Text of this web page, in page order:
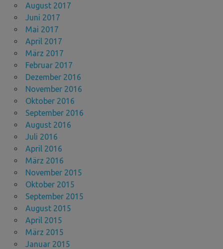
August 2017
Juni 2017
Mai 2017
April 2017
März 2017
Februar 2017
Dezember 2016
November 2016
Oktober 2016
September 2016
August 2016
Juli 2016
April 2016
März 2016
November 2015
Oktober 2015
September 2015
August 2015
April 2015
März 2015
Januar 2015